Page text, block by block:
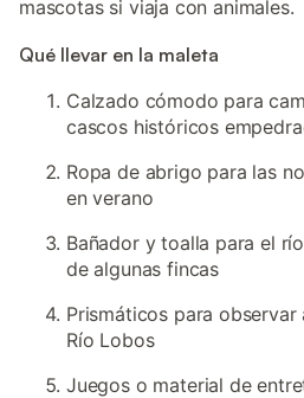
mascotas si viaja con animales.
Qué llevar en la maleta
Calzado cómodo para
cascos históricos
Ropa de abrigo para las
en verano
Bañador y toalla para el
de algunas fincas
Prismáticos para observar
Río Lobos
Juegos o material de